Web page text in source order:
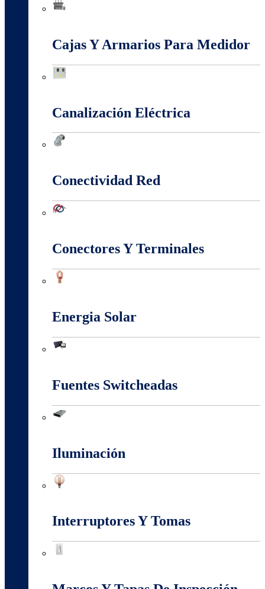
Cajas Y Armarios Para Medidor
Canalización Eléctrica
Conectividad Red
Conectores Y Terminales
Energia Solar
Fuentes Switcheadas
Iluminación
Interruptores Y Tomas